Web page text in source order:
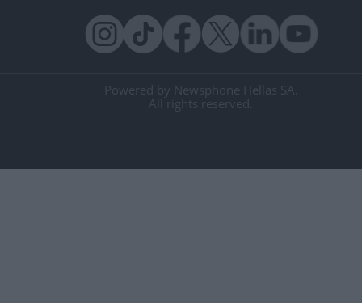
Powered by Newsphone Hellas SA.
All rights reserved.